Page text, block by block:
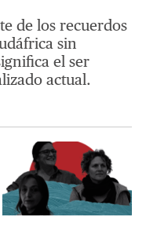
de los recuerdos
sin
el ser
actual.